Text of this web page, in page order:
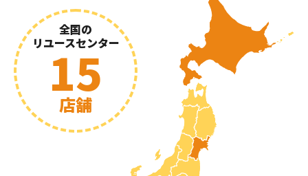
全国の
リユースセンター
15
店舗